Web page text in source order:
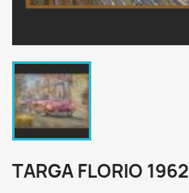
TARGA FLORIO 1962